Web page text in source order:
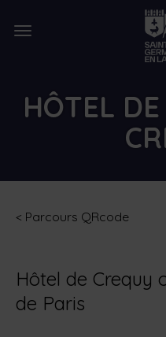
Ouvrir
Lien
de
à
la
HÔTEL
< Parcours QRcode
Hôtel de Crequy
de Paris